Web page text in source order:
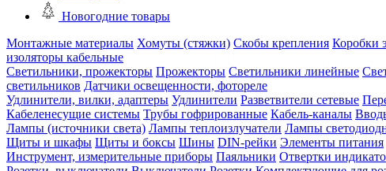
Новогодние товары
Монтажные материалы Хомуты (стяжки) Скобы крепления Коробки
изоляторы кабельные
Светильники, прожекторы Прожекторы Светильники линейные
светильников Датчики освещенности, фотореле
Удлинители, вилки, адаптеры Удлинители Разветвители сетевые
Кабеленесущие системы Трубы гофрированные Кабель-каналы
Лампы (источники света) Лампы теплоизлучатели Лампы
Щиты и шкафы Щиты и боксы Шины DIN-рейки Элементы питания
Инструмент, измерительные приборы Паяльники Отвертки